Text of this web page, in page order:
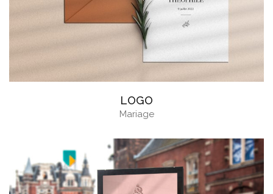
LOGO
Mariage